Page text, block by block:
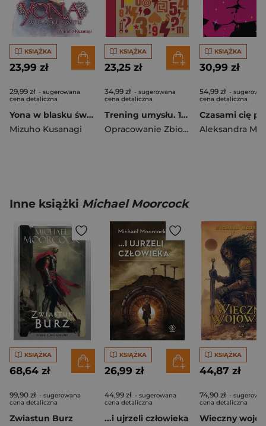
KSIĄŻKA
23,99 zł
29,99 zł - sugerowana
cena detaliczna
Yona w blasku świtu. Tom 37
Mizuho Kusanagi
KSIĄŻKA
23,25 zł
34,99 zł - sugerowana
cena detaliczna
Trening umysłu. 160 łamigłówek i zagadek rozwijających logiczne myślenie
Opracowanie Zbiorowe
KSIĄŻKA
30,99 zł
54,99 zł -
cena detaliczna
Czasami cię
Inne książki Michael Moorcock
KSIĄŻKA
68,64 zł
99,90 zł - sugerowana
cena detaliczna
Zwiastun Burz
KSIĄŻKA
26,99 zł
44,99 zł - sugerowana
cena detaliczna
...i ujrzeli człowieka
KSIĄŻKA
44,87 zł
74,90 zł -
cena detaliczna